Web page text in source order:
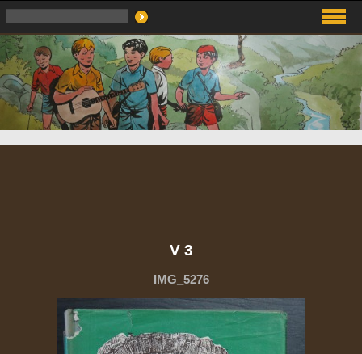
V 3
IMG_5276